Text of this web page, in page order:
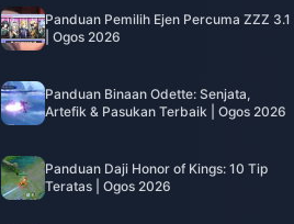
Panduan Pemilih Ejen Percuma ZZZ 3.1
| Ogos 2026
Panduan Binaan Odette: Senjata,
Artefik & Pasukan Terbaik | Ogos 2026
Panduan Daji Honor of Kings: 10 Tip
Teratas | Ogos 2026